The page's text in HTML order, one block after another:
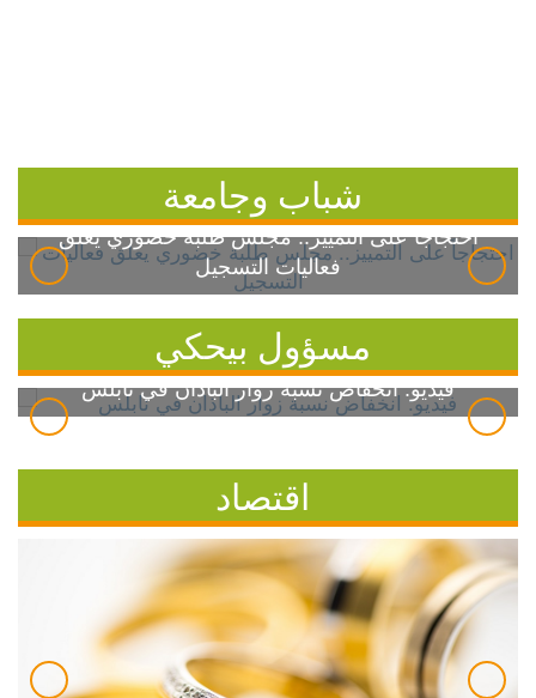
شباب وجامعة
احتجاجاً على التمييز.. مجلس طلبة خضوري يعلق
فعاليات التسجيل
مسؤول بيحكي
فيديو: انخفاض نسبة زوار الباذان في نابلس
اقتصاد